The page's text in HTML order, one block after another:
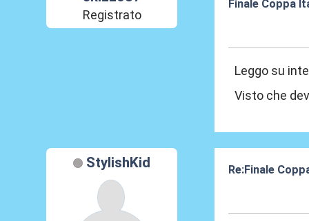
Registrato
Finale Coppa
Leggo su
Visto che
StylishKid
Re:Finale